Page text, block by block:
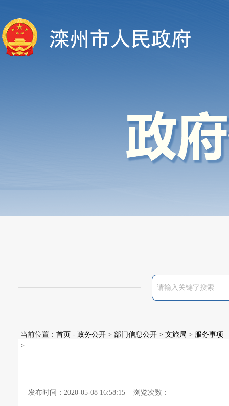
当前位置： 首页 - 政务公开 > 部门信息公开 > 文旅局 > 服务事项
>
发布时间：2020-05-08 16:58:15 浏览次数：